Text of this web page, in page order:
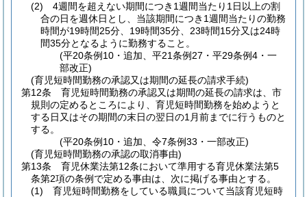
(2)
4週間を超えない期間につき1週間当たり1日以上の割
合の日を週休日とし、当該期間につき1週間当たりの勤務
時間が19時間25分、19時間35分、23時間15分又は24時
間35分となるように勤務すること。
(平20条例10・追加、平21条例27・平29条例4・一
部改正)
(育児短時間勤務の承認又は期間の延長の請求手続)
第12条
育児短時間勤務の承認又は期間の延長の請求は、市
規則の定めるところにより、育児短時間勤務を始めようと
する日又はその期間の末日の翌日の1月前までに行うものと
する。
(平20条例10・追加、令7条例33・一部改正)
(育児短時間勤務の承認の取消事由)
第13条
育児休業法第12条において準用する育児休業法第5
条第2項の条例で定める事由は、次に掲げる事由とする。
(1)
育児短時間勤務をしている職員について当該育児短時